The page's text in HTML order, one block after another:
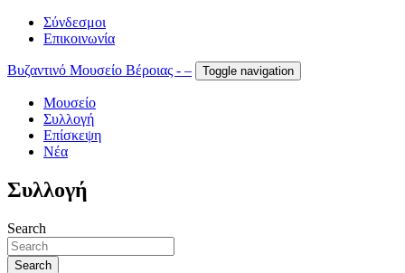
Σύνδεσμοι
Επικοινωνία
Βυζαντινό Μουσείο Βέροιας - – Toggle navigation
Μουσείο
Συλλογή
Επίσκεψη
Νέα
Συλλογή
Search
Search